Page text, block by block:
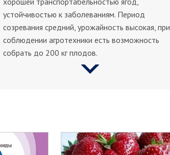
устойчивостью к заболеваниям. Период
созревания средний, урожайность высокая, при
соблюдении агротехники есть возможность
собрать до 200 кг плодов.